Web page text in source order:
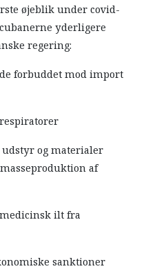
øjeblik under covid-
yderligere
regering:
forbuddet mod import
og materialer
af
ilt fra
sanktioner